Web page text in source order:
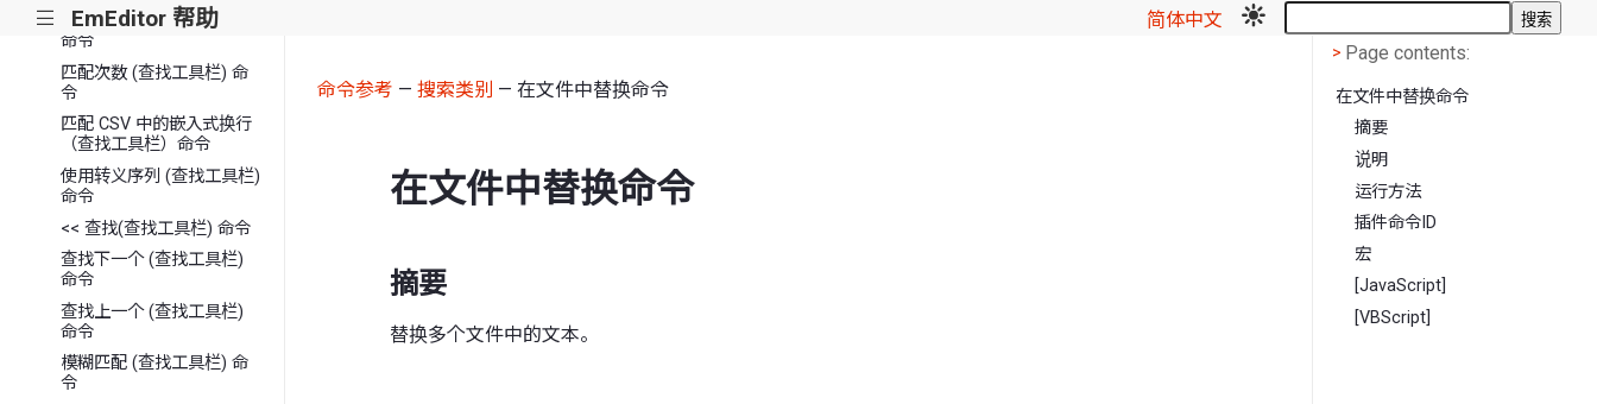
||| EmEditor 帮助 简体中文 搜索
区分大小写 (查找工具栏)
命令
匹配次数 (查找工具栏) 命
令
匹配 CSV 中的嵌入式换行
（查找工具栏）命令
使用转义序列 (查找工具栏)
命令
<< 查找(查找工具栏) 命令
查找下一个 (查找工具栏)
命令
查找上一个 (查找工具栏)
命令
模糊匹配 (查找工具栏) 命
令
命令参考 — 搜索类别 — 在文件中替换命令
在文件中替换命令
摘要
替换多个文件中的文本。
< Page contents
> Page contents:
在文件中替换命令
摘要
说明
运行方法
插件命令ID
宏
[JavaScript]
[VBScript]